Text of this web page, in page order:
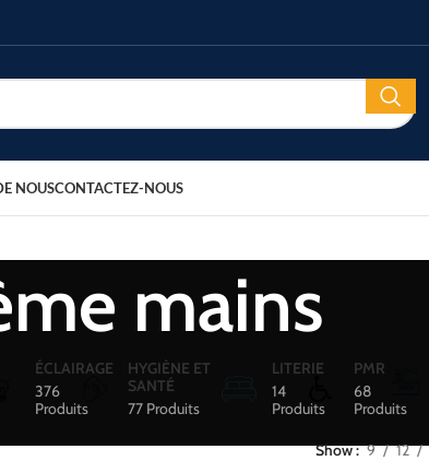
NOUSCONTACTEZ-NOUS
mains
ÉCLAIRAGE
376
Produits
HYGIÈNE ET
SANTÉ
77 Produits
LITERIE
14
Produits
PMR
68
Produits
Show 9 12